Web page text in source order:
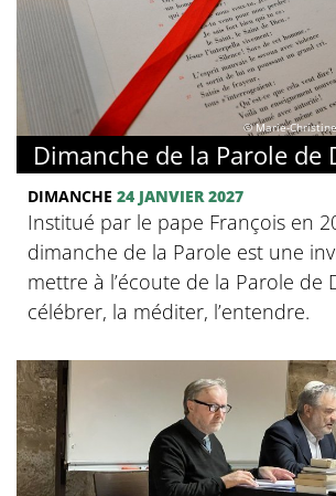
© Marie-
Dimanche de la Parole de
DIMANCHE 24 JANVIER 2027
Institué par le pape François en
dimanche de la Parole est une
mettre à l’écoute de la Parole de
célébrer, la méditer, l’entendre.